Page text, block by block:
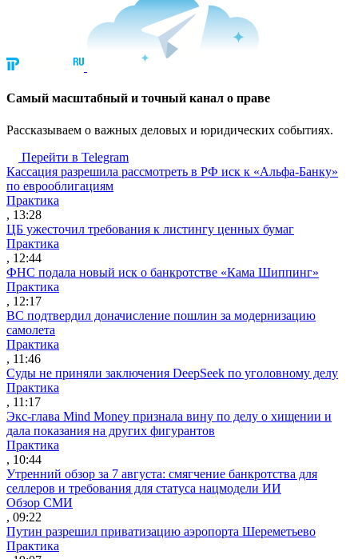
Cамый масштабный и точный канал о праве
Рассказываем о важных деловых и юридических событиях.
Перейти в Telegram
Кассация разрешила рассмотреть в РФ иск к «Альфа-Банку»
по еврооблигациям
Практика
, 13:28
ЦБ ужесточил требования к листингу ценных бумаг
Практика
, 12:44
ФНС подала новый иск о банкротстве «Кама Шиппинг»
Практика
, 12:17
ВС подтвердил доначисление пошлин за модернизацию
самолета
Практика
, 11:46
Суды не приняли заключения DeepSeek по уголовному делу
Практика
, 11:17
Экс-глава Mind Money признала вину по делу о хищении и
дала показания на других фигурантов
Практика
, 10:44
Утренний обзор за 7 августа: смягчение банкротства для
селлеров и требования для статуса нацмодели ИИ
Обзор СМИ
, 09:22
Путин разрешил приватизацию аэропорта Шереметьево
Практика